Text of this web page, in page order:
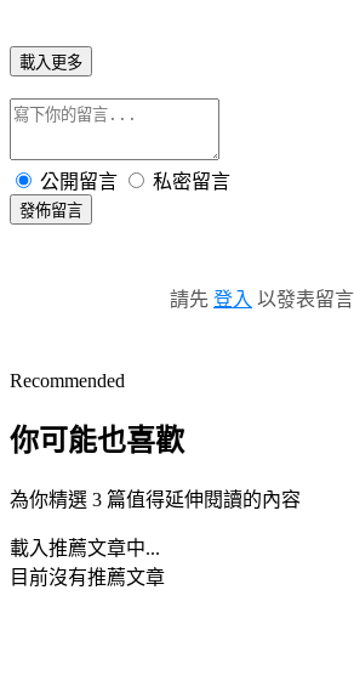
載入更多
公開留言 私密留言
發佈留言
請先 登入 以發表留言
Recommended
你可能也喜歡
為你精選 3 篇值得延伸閱讀的內容
載入推薦文章中...
目前沒有推薦文章